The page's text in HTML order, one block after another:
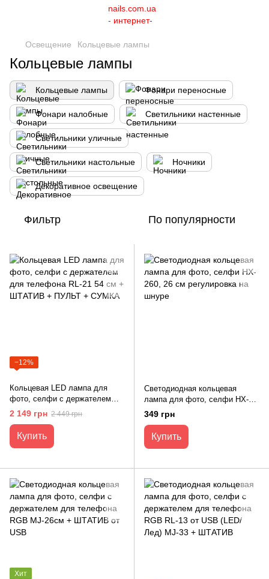
Освещение Кольцевые лампы
Кольцевые лампы
Кольцевые лампы Фонари переносные
Фонари налобные Светильники настенные
Светильники уличные
Светильники настольные Ночники
Декоративное освещение
Фильтр По популярности
−12%
Кольцевая LED лампа для
фото, селфи с держателем
для телефона RL-21 54 см +
ШТАТИВ + ПУЛЬТ + СУМКА
2 149 грн 2 449 грн
Купить
Светодиодная кольцевая
лампа для фото, селфи HX-
260, 26 см регулировка на
шнуре
349 грн
Купить
Хит